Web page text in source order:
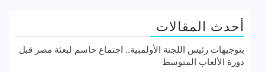
أحدث المقالات
بتوجيهات رئيس اللجنة الأولمبية.. اجتماع حاسم لبعثة مصر قبل
دورة الألعاب المتوسط